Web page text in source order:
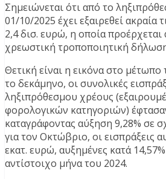
Σημειώνεται ότι από το
01/10/2025 έχει εξαιρεθεί ακραία
2,4 δισ. ευρώ, η οποία
χρεωστική τροποποιητική
Θετική είναι η εικόνα στο
το δεκάμηνο, οι συνολικές
ληξιπρόθεσμου χρέους
φορολογικών κατηγοριών)
καταγράφοντας αύξηση 9,28% σε
για τον Οκτώβριο, οι εισπράξεις
εκατ. ευρώ, αυξημένες κατά
αντίστοιχο μήνα του 2024.